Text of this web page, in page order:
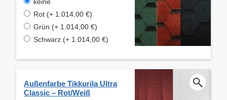
Rot (+ 1.014,00 €)
Grün (+ 1.014,00 €)
Schwarz (+ 1.014,00 €)
Außenfarbe Tikkurila Ultra
Classic – Rot/Weiß